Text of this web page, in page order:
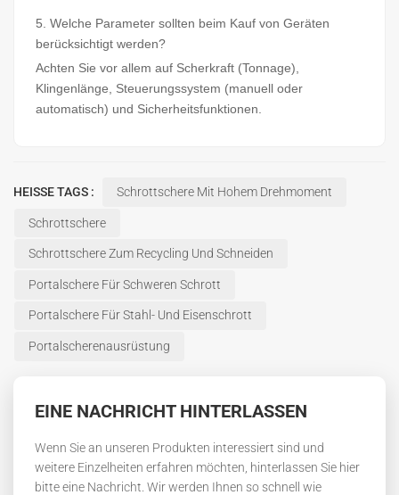
5. Welche Parameter sollten beim Kauf von Geräten
berücksichtigt werden?
Achten Sie vor allem auf Scherkraft (Tonnage),
Klingenlänge, Steuerungssystem (manuell oder
automatisch) und Sicherheitsfunktionen.
HEISSE TAGS : Schrottschere Mit Hohem Drehmoment
Schrottschere
Schrottschere Zum Recycling Und Schneiden
Portalschere Für Schweren Schrott
Portalschere Für Stahl- Und Eisenschrott
Portalscherenausrüstung
EINE NACHRICHT HINTERLASSEN
Wenn Sie an unseren Produkten interessiert sind und
weitere Einzelheiten erfahren möchten, hinterlassen Sie hier
bitte eine Nachricht. Wir werden Ihnen so schnell wie